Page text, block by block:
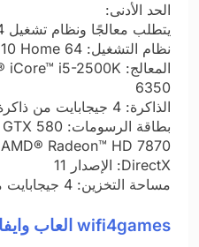
الحد الأدنى:
يتطلب معالجًا ونظام تشغيل 64 بت
نظام التشغيل: Windows® 10 Home 64 بت
6350
الذاكرة: 4 جيجابايت من ذاكرة الوصول العشوائي (RAM)
AMD® Radeon™ HD 7870
DirectX: الإصدار 11
مساحة التخزين: 4 جيجابايت من المساحة المتوفرة
wifi4games العاب وايفاي